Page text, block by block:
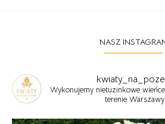
NASZ
Wykonujemy nietuzinkowe
terenie